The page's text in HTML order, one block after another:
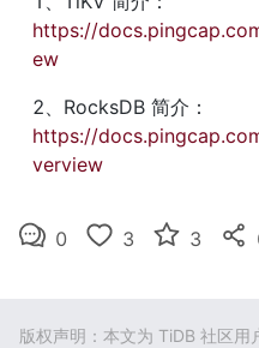
https://
ew
2、RocksDB 简介：
https://
verview
0 3 3
版权声明：本文为 TiDB 社区用